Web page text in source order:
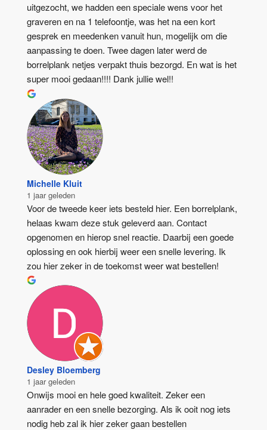
uitgezocht, we hadden een speciale wens voor het
graveren en na 1 telefoontje, was het na een kort
gesprek en meedenken vanuit hun, mogelijk om die
aanpassing te doen. Twee dagen later werd de
borrelplank netjes verpakt thuis bezorgd. En wat is het
super mooi gedaan!!!! Dank jullie wel!!
Michelle Kluit
1 jaar geleden
Voor de tweede keer iets besteld hier. Een borrelplank,
helaas kwam deze stuk geleverd aan. Contact
opgenomen en hierop snel reactie. Daarbij een goede
oplossing en ook hierbij weer een snelle levering. Ik
zou hier zeker in de toekomst weer wat bestellen!
Desley Bloemberg
1 jaar geleden
Onwijs mooi en hele goed kwaliteit. Zeker een
aanrader en een snelle bezorging. Als ik ooit nog iets
nodig heb zal ik hier zeker gaan bestellen